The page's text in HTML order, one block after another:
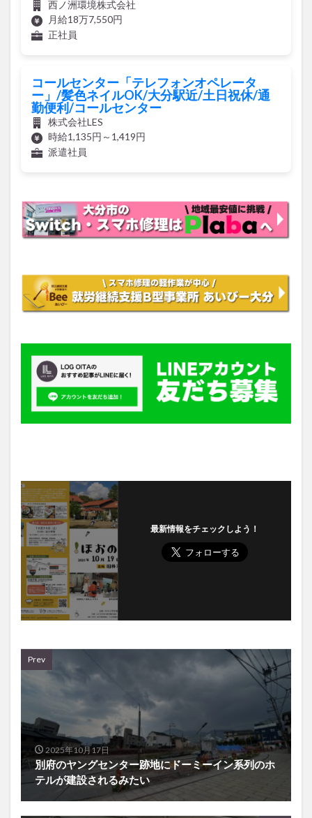
西ノ洲環境株式会社
月給18万7,550円
正社員
コールセンター「テレフォンオペレータ
ー」/髪色ネイルOK/大分駅近/土日祝休/通
勤便利/コールセンター
株式会社LES
時給1,135円～1,419円
派遣社員
最新情報をチェックしよう！
Prev
2025年10月17日
別府のヤングセンター跡地にドーミーイン系列のホ
テルが建設されるみたい